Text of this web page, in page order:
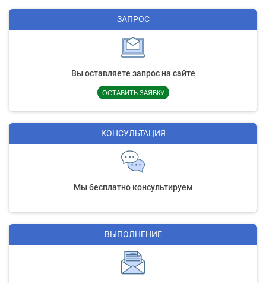
ЗАПРОС
Вы оставляете запрос на сайте
ОСТАВИТЬ ЗАЯВКУ
КОНСУЛЬТАЦИЯ
Мы бесплатно консультируем
ВЫПОЛНЕНИЕ